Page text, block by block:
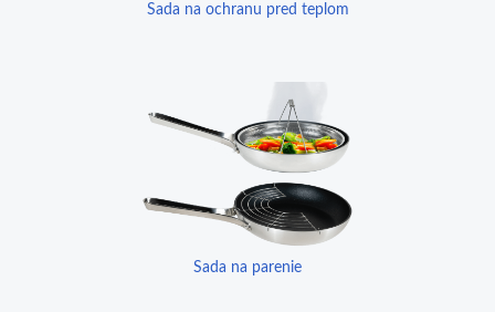
Sada na ochranu pred teplom
Sada na parenie